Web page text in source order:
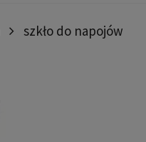
szkło do napojów